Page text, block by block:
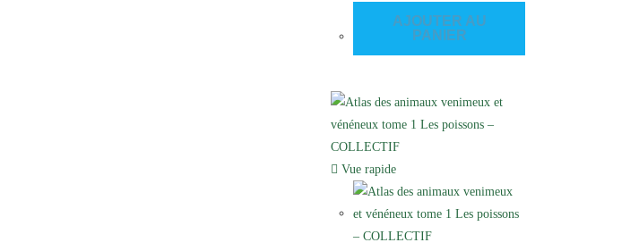
AJOUTER AU
PANIER
Vue rapide